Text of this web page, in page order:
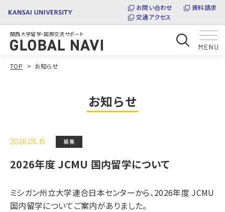
お問い合わせ
資料請求
交通アクセス
関西大学留学・国際交流サポート
TOP お知らせ
お知らせ
2026.05.15 募集
2026年度 JCMU 国内留学について
ミシガン州立大学連合日本センターから、2026年度 JCMU
国内留学についてご案内がありました。